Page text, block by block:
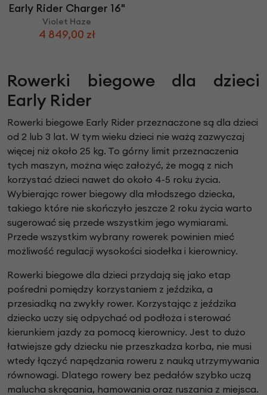
Early Rider Charger 16"
Violet Haze
4 849,00 zł
Rowerki biegowe dla dzieci
Early Rider
Rowerki biegowe Early Rider przeznaczone są dla dzieci
od 2 lub 3 lat. W tym wieku dzieci nie ważą zazwyczaj
więcej niż około 25 kg. To górny limit przeznaczenia
tych maszyn, można więc założyć, że mogą z nich
korzystać dzieci nawet do około 4-5 roku życia.
Wybierając rower biegowy dla młodszego dziecka,
takiego które nie skończyło jeszcze 2 roku życia warto
sugerować się przede wszystkim jego wymiarami.
Przede wszystkim wybrany rowerek powinien mieć
możliwość regulacji wysokości siodełka i kierownicy.
Rowerki biegowe dla dzieci przydają się jako etap
pośredni pomiędzy korzystaniem z jeździka, a
przesiadką na zwykły rower. Korzystając z jeździka
dziecko uczy się odpychać od podłoża i sterować
kierunkiem jazdy za pomocą kierownicy. Jest to dużo
łatwiejsze gdy dziecku nie przeszkadza korba, nie musi
wtedy łączyć napędzania roweru z nauką utrzymywania
równowagi. Dlatego rowery bez pedałów szybko uczą
malucha skręcania, hamowania oraz ruszania z miejsca.